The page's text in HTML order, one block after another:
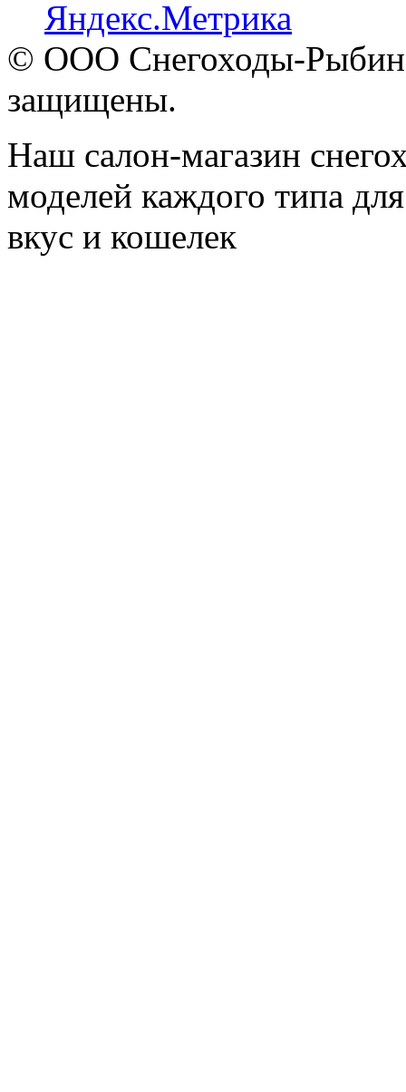
© ООО Снегоходы-
защищены.
Наш салон-магазин
моделей каждого типа
вкус и кошелек